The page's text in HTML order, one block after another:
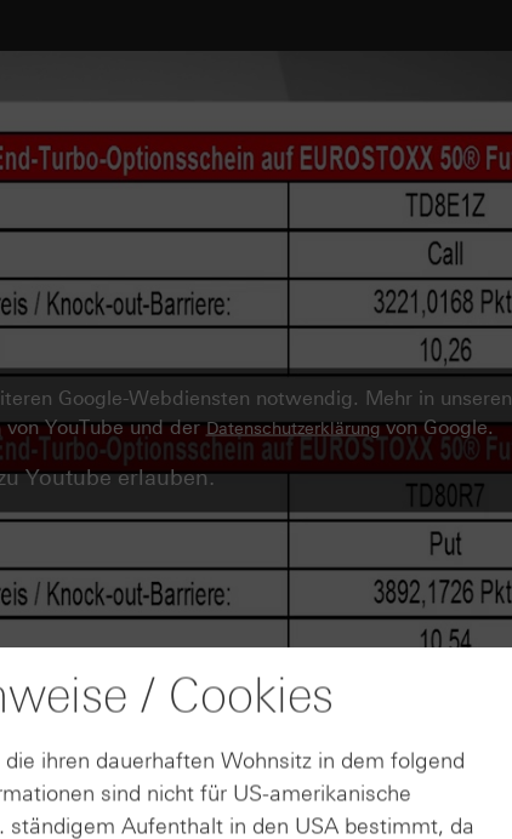
Google-Webdiensten notwendig. Mehr in unseren
von YouTube und derDatenschutzerklärungvon Google.
Youtube erlauben.
/ Cookies
ihren dauerhaften Wohnsitz in dem folgend
sind nicht für US-amerikanische
Aufenthalt in den USA bestimmt, da